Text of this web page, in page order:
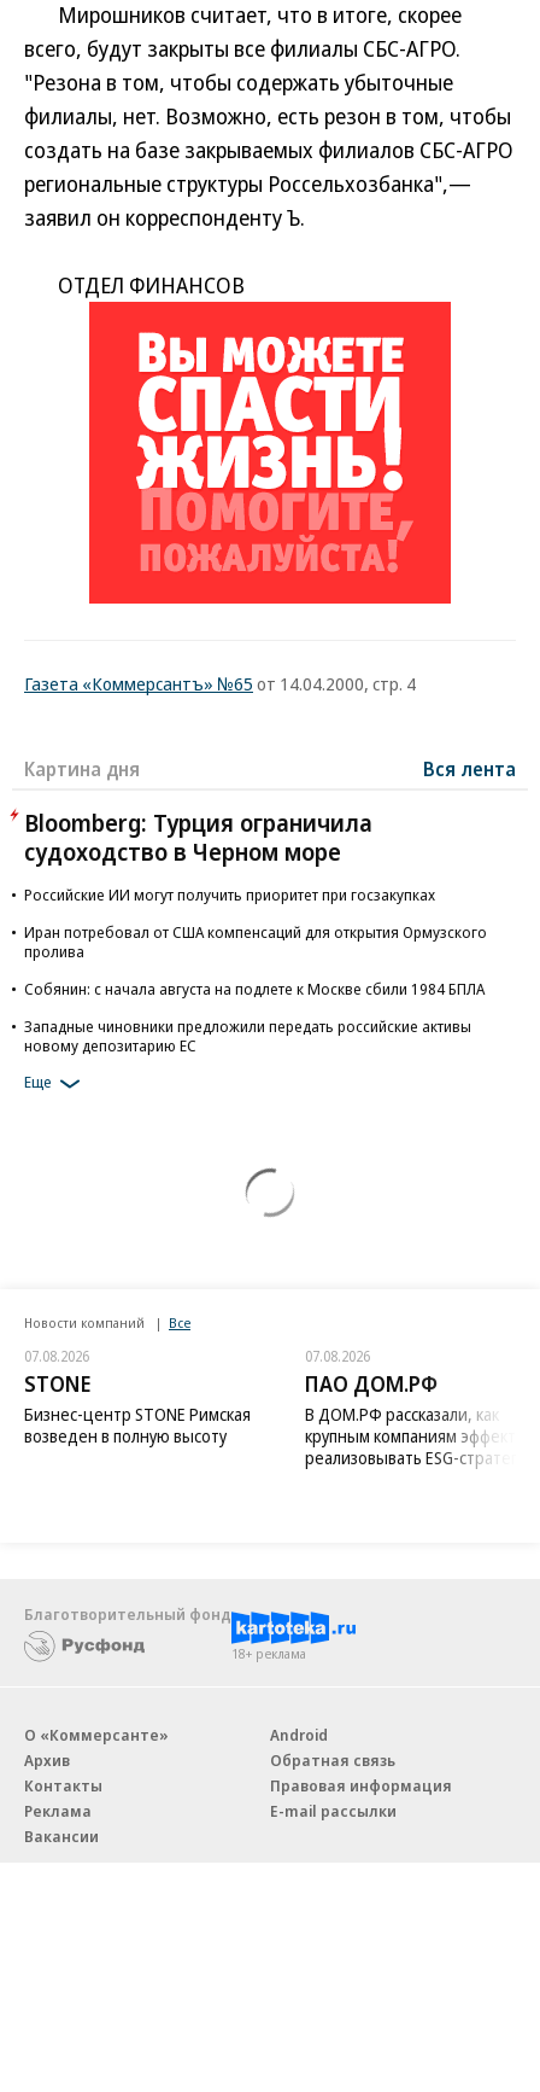
Мирошников считает, что в итоге, скорее
всего, будут закрыты все филиалы СБС-АГРО.
"Резона в том, чтобы содержать убыточные
филиалы, нет. Возможно, есть резон в том, чтобы
создать на базе закрываемых филиалов СБС-АГРО
региональные структуры Россельхозбанка",—
заявил он корреспонденту Ъ.
ОТДЕЛ ФИНАНСОВ
Газета «Коммерсантъ» №65 от 14.04.2000, стр. 4
Картина дня Вся лента
Bloomberg: Турция ограничила
судоходство в Черном море
Российские ИИ могут получить приоритет при госзакупках
Иран потребовал от США компенсаций для открытия Ормузского
пролива
Собянин: с начала августа на подлете к Москве сбили 1984 БПЛА
Западные чиновники предложили передать российские активы
новому депозитарию ЕС
Еще
Новости компаний Все
07.08.2026
STONE
Бизнес-центр STONE Римская
возведен в полную высоту
07.08.2026
ПАО ДОМ.РФ
В ДОМ.РФ рассказали, как
крупным компаниям
реализовывать ESG-стратегию
Благотворительный фонд
18+ реклама
О «Коммерсанте»
Архив
Контакты
Реклама
Вакансии
Android
Обратная связь
Правовая информация
E-mail рассылки